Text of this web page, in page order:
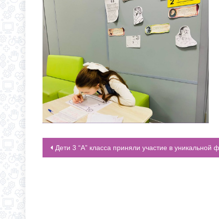
НАВИГАЦИЯ ПО ЗАПИСЯМ
Дети 3 “А” класса приняли участие в уникальной финансовой игре «Мой первый